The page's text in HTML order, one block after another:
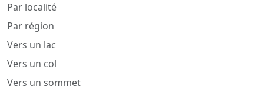
Par localité
Par région
Vers un lac
Vers un col
Vers un sommet